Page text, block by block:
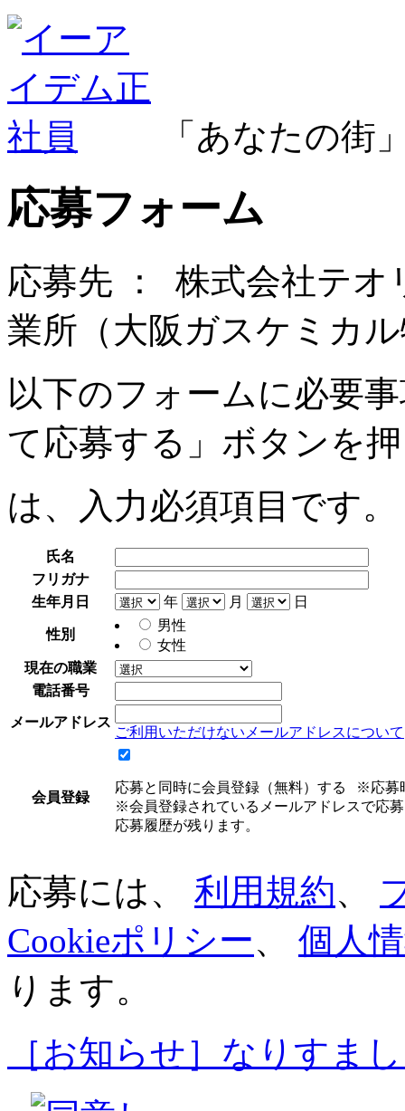
「あなたの街
応募フォーム
応募先 ： 株式会社テ
業所（大阪ガスケミカ
以下のフォームに必要
て応募する」ボタンを
は、入力必須項目です。
氏名
フリガナ
生年月日
年 月 日
性別
男性
女性
現在の職業
電話番号
メールアドレス
ご利用いただけないメールアドレスについて
会員登録
応募と同時に会員登録（無料）する
※応募
※会員登録されているメールアドレスで応
応募履歴が残ります。
応募には、 利用規約、
Cookieポリシー、 個人
ります。
［お知らせ］なりすま